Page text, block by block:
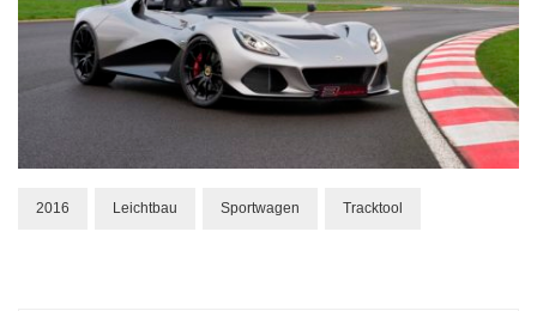
2016 Leichtbau Sportwagen Tracktool